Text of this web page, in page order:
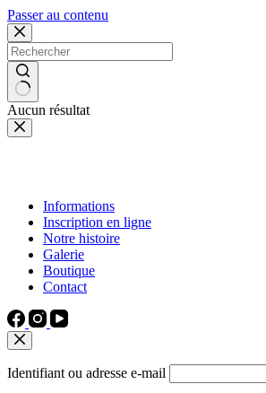
Passer au contenu
Aucun résultat
Informations
Inscription en ligne
Notre histoire
Galerie
Boutique
Contact
Identifiant ou adresse e-mail